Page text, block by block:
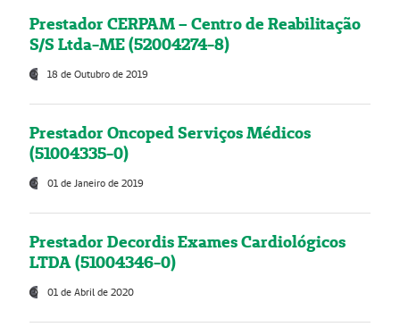
Prestador CERPAM – Centro de Reabilitação
S/S Ltda-ME (52004274-8)
18 de Outubro de 2019
Prestador Oncoped Serviços Médicos
(51004335-0)
01 de Janeiro de 2019
Prestador Decordis Exames Cardiológicos
LTDA (51004346-0)
01 de Abril de 2020